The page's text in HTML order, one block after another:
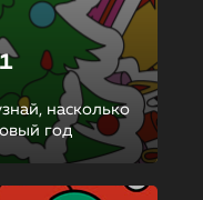
насколько
год